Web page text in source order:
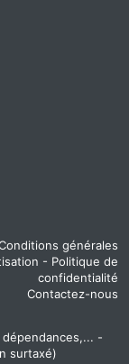
générales
- Politique de
confidentialité
Contactez-nous
-
surtaxé)